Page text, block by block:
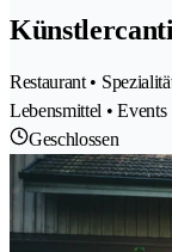
Restaurant •
Lebensmittel • Events
Geschlossen